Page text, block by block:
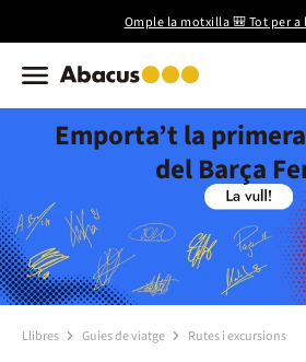
Omple la motxilla 🎒 Tot per a
Emporta’t la
del Barça
Llibres Guies de viatge Rutes i excursions